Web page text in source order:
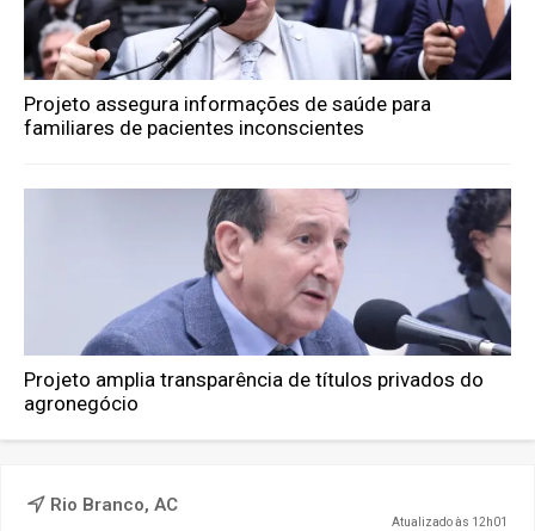
Projeto assegura informações de saúde para
familiares de pacientes inconscientes
Projeto amplia transparência de títulos privados do
agronegócio
Rio Branco, AC
Atualizado às 12h01